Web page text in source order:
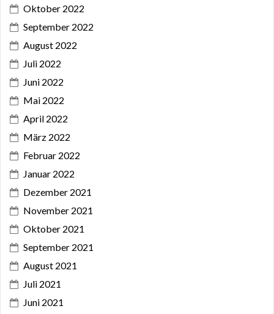
Oktober 2022
September 2022
August 2022
Juli 2022
Juni 2022
Mai 2022
April 2022
März 2022
Februar 2022
Januar 2022
Dezember 2021
November 2021
Oktober 2021
September 2021
August 2021
Juli 2021
Juni 2021